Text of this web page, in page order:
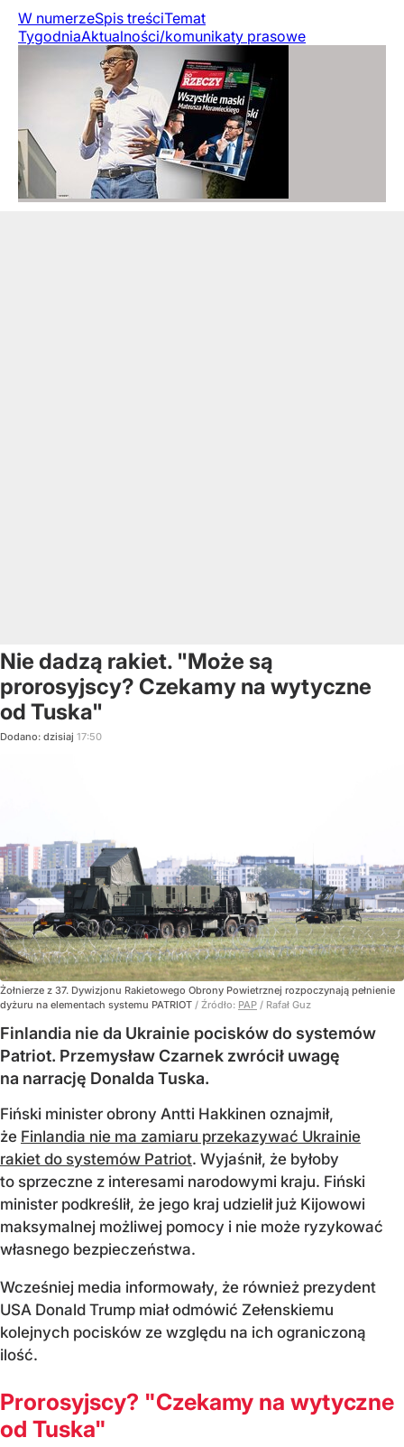
W numerzeSpis treściTemat
TygodniaAktualności/komunikaty prasowe
Nie dadzą rakiet. "Może są
prorosyjscy? Czekamy na wytyczne
od Tuska"
Dodano: dzisiaj 17:50
Żołnierze z 37. Dywizjonu Rakietowego Obrony Powietrznej rozpoczynają pełnienie
dyżuru na elementach systemu PATRIOT / Źródło: PAP / Rafał Guz
Finlandia nie da Ukrainie pocisków do systemów
Patriot. Przemysław Czarnek zwrócił uwagę
na narrację Donalda Tuska.
Fiński minister obrony Antti Hakkinen oznajmił,
że Finlandia nie ma zamiaru przekazywać Ukrainie
rakiet do systemów Patriot. Wyjaśnił, że byłoby
to sprzeczne z interesami narodowymi kraju. Fiński
minister podkreślił, że jego kraj udzielił już Kijowowi
maksymalnej możliwej pomocy i nie może ryzykować
własnego bezpieczeństwa.
Wcześniej media informowały, że również prezydent
USA Donald Trump miał odmówić Zełenskiemu
kolejnych pocisków ze względu na ich ograniczoną
ilość.
Prorosyjscy? "Czekamy na wytyczne
od Tuska"